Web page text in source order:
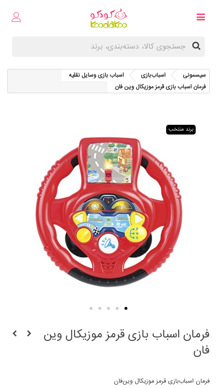
سیسمونی اسباب‌بازی
اسباب بازی وسایل نقلیه
فرمان اسباب بازی قرمز موزیکال وین فان
برند منتخب
فرمان اسباب بازی قرمز موزیکال وین
فان
فرمان اسباب‌بازی قرمز موزیکال وین‌فان